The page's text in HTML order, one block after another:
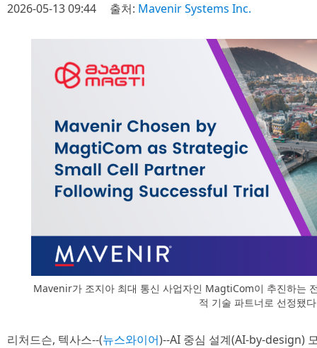
2026-05-13 09:44 출처: Mavenir Systems Inc.
Mavenir가 조지아 최대 통신 사업자인 MagtiCom이 추진하는
적 기술 파트너로 선정됐다
리처드슨, 텍사스--(뉴스와이어)--AI 중심 설계(AI-by-design)